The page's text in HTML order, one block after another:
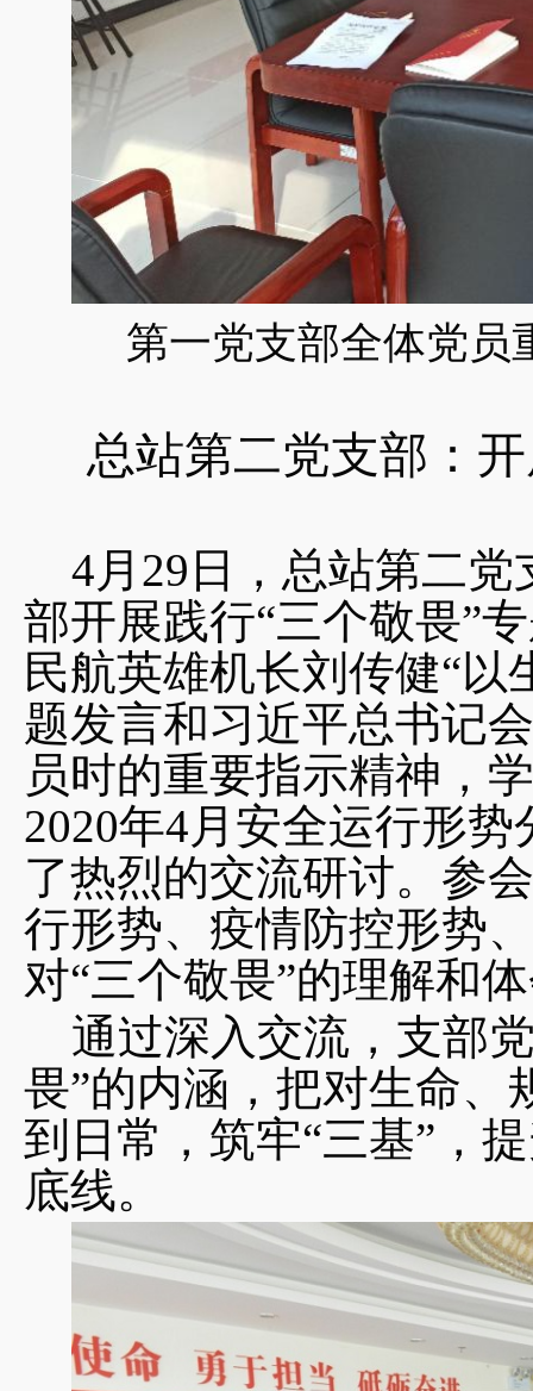
第一党支部全体党员
总站第二党支部：
4月29日，总站第二
部开展践行“三个敬畏”
民航英雄机长刘传健“
题发言和习近平总书记
员时的重要指示精神，
2020年4月安全运行形
了热烈的交流研讨。参
行形势、疫情防控形势
对“三个敬畏”的理解和
通过深入交流，支部
畏”的内涵，把对生命、
到日常，筑牢“三基”，
底线。